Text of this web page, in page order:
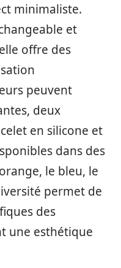
minimaliste.
et
offre des
peuvent
deux
en silicone et
dans des
le bleu, le
permet de
des
une esthétique